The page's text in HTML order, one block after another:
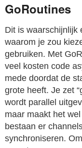
GoRoutines
Dit is waarschijnlijk
waarom je zou
gebruiken. Met
veel kosten code
mede doordat de
grote heeft. Je zet
wordt parallel
maar maakt het
bestaan er
synchroniseren.